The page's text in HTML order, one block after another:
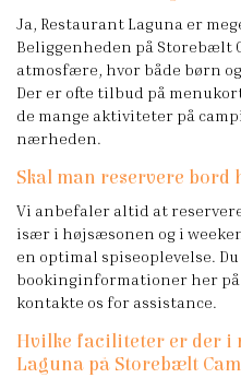
Ja, Restaurant Laguna er
Beliggenheden på Storebælt
atmosfære, hvor både børn
Der er ofte tilbud på
de mange aktiviteter på
nærheden.
Skal man reservere bord
Vi anbefaler altid at
især i højsæsonen og i
en optimal spiseoplevelse.
bookinginformationer her
kontakte os for assistance.
Hvilke faciliteter er der i
Laguna på Storebælt